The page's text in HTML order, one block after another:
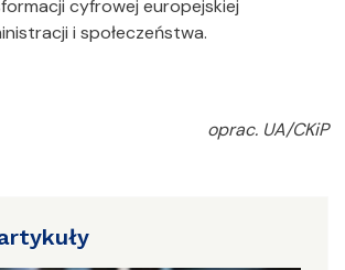
cyfrowej europejskiej
i społeczeństwa.
oprac. UA/CKiP